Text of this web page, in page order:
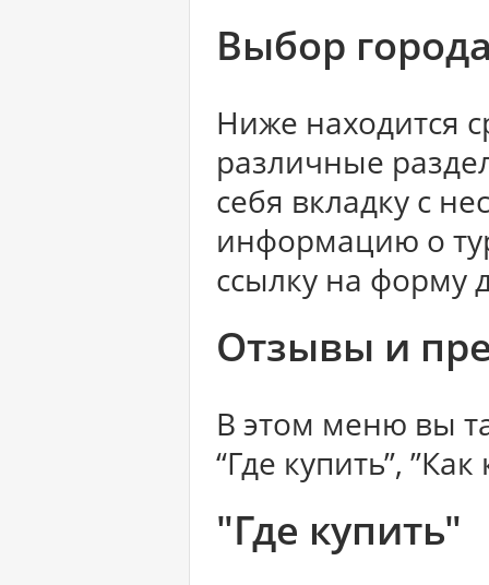
Выбор
Ниже находится
различные
себя вкладку с
информацию о
ссылку на форму
Отзывы и
В этом меню вы
“Где купить”,
"Где купить"